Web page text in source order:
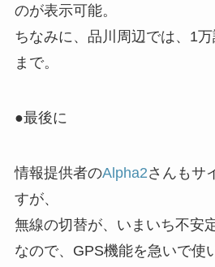
のが表示可能。
ちなみに、品川周辺では、1
まで。
●最後に
情報提供者のAlpha2さんもサ
すが、
無線の切替が、いまいち不安定
なので、GPS機能を急いで使